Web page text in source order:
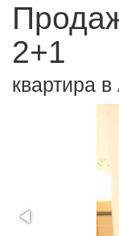
2+1
квартира